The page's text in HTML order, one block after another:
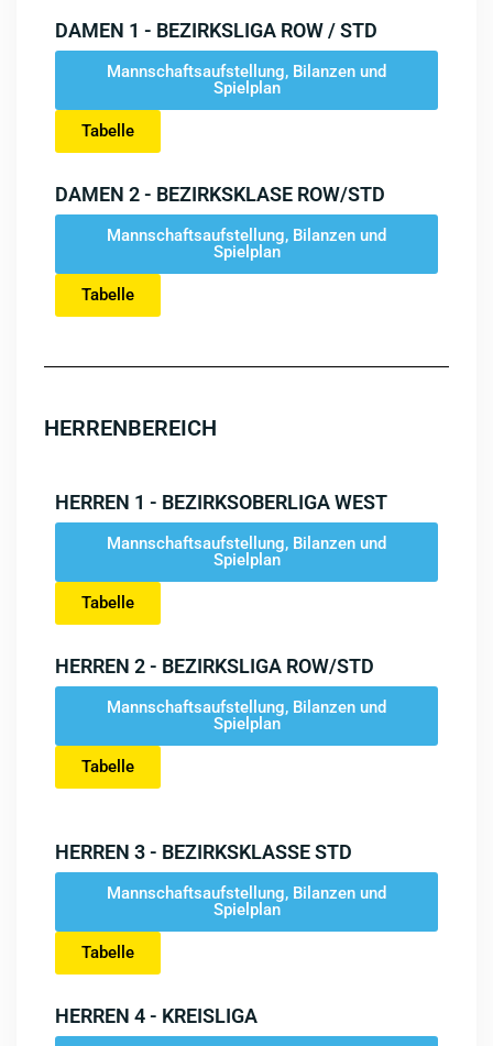
DAMEN 1 - BEZIRKSLIGA ROW / STD
Mannschaftsaufstellung, Bilanzen und
Spielplan
Tabelle
DAMEN 2 - BEZIRKSKLASE ROW/STD
Mannschaftsaufstellung, Bilanzen und
Spielplan
Tabelle
HERRENBEREICH
HERREN 1 - BEZIRKSOBERLIGA WEST
Mannschaftsaufstellung, Bilanzen und
Spielplan
Tabelle
HERREN 2 - BEZIRKSLIGA ROW/STD
Mannschaftsaufstellung, Bilanzen und
Spielplan
Tabelle
HERREN 3 - BEZIRKSKLASSE STD
Mannschaftsaufstellung, Bilanzen und
Spielplan
Tabelle
HERREN 4 - KREISLIGA